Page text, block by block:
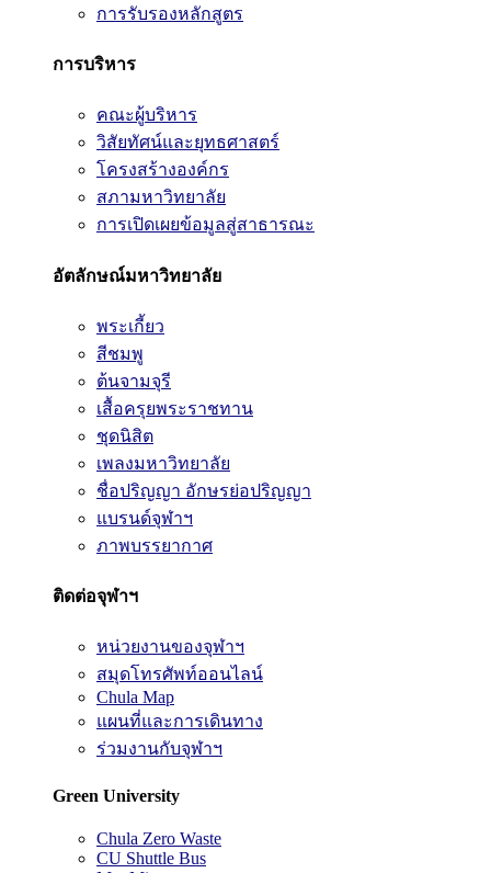
การรับรองหลักสูตร
การบริหาร
คณะผู้บริหาร
วิสัยทัศน์และยุทธศาสตร์
โครงสร้างองค์กร
สภามหาวิทยาลัย
การเปิดเผยข้อมูลสู่สาธารณะ
อัตลักษณ์มหาวิทยาลัย
พระเกี้ยว
สีชมพู
ต้นจามจุรี
เสื้อครุยพระราชทาน
ชุดนิสิต
เพลงมหาวิทยาลัย
ชื่อปริญญา อักษรย่อปริญญา
แบรนด์จุฬาฯ
ภาพบรรยากาศ
ติดต่อจุฬาฯ
หน่วยงานของจุฬาฯ
สมุดโทรศัพท์ออนไลน์
Chula Map
แผนที่และการเดินทาง
ร่วมงานกับจุฬาฯ
Green University
Chula Zero Waste
CU Shuttle Bus